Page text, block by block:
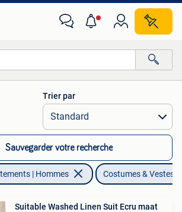
Toutes les distances…
Trier par
Sauvegarder votre recherche
| Hommes Costumes & Vestes
Suitable Washed Linen Suit Ecru maat